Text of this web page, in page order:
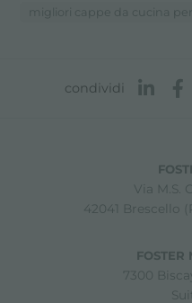
migliori cappe da cucina
condividi
Via M.S.
42041 Brescello
FOSTER
7300